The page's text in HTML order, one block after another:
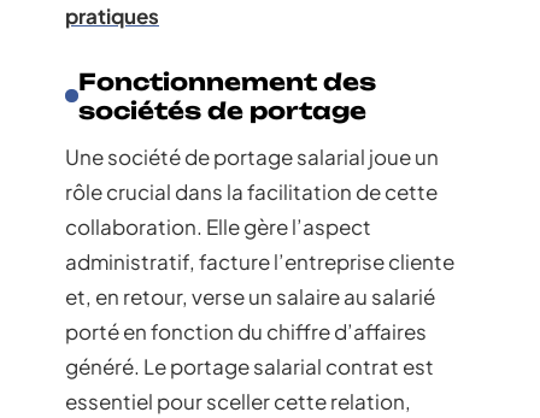
pratiques
Fonctionnement des
sociétés de portage
Une société de portage salarial joue un
rôle crucial dans la facilitation de cette
collaboration. Elle gère l’aspect
administratif, facture l’entreprise cliente
et, en retour, verse un salaire au salarié
porté en fonction du chiffre d’affaires
généré. Le portage salarial contrat est
essentiel pour sceller cette relation,